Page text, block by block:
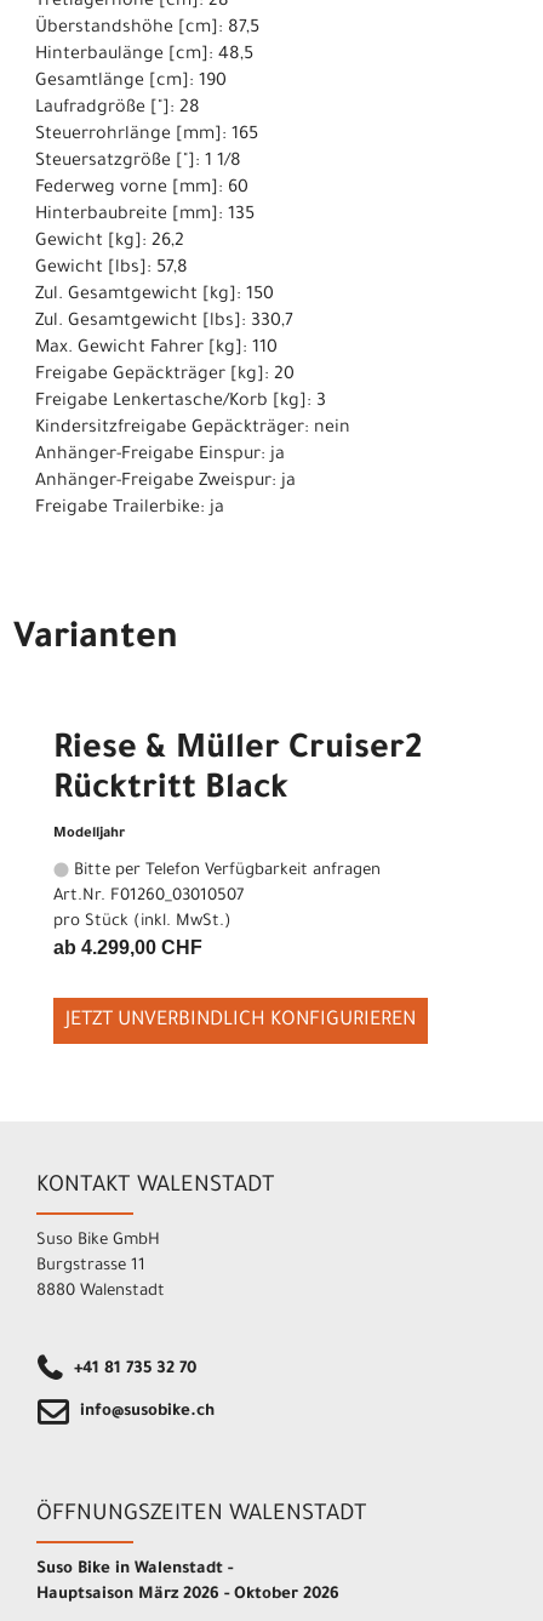
Überstandshöhe [cm]: 87,5
Hinterbaulänge [cm]: 48,5
Gesamtlänge [cm]: 190
Laufradgröße ["]: 28
Steuerrohrlänge [mm]: 165
Steuersatzgröße ["]: 1 1/8
Federweg vorne [mm]: 60
Hinterbaubreite [mm]: 135
Gewicht [kg]: 26,2
Gewicht [lbs]: 57,8
Zul. Gesamtgewicht [kg]: 150
Zul. Gesamtgewicht [lbs]: 330,7
Max. Gewicht Fahrer [kg]: 110
Freigabe Gepäckträger [kg]: 20
Freigabe Lenkertasche/Korb [kg]: 3
Kindersitzfreigabe Gepäckträger: nein
Anhänger-Freigabe Einspur: ja
Anhänger-Freigabe Zweispur: ja
Freigabe Trailerbike: ja
Varianten
Riese & Müller Cruiser2
Rücktritt Black
Modelljahr
Bitte per Telefon Verfügbarkeit anfragen
Art.Nr. F01260_03010507
pro Stück (inkl. MwSt.)
ab 4.299,00 CHF
JETZT UNVERBINDLICH KONFIGURIEREN
KONTAKT WALENSTADT
Suso Bike GmbH
Burgstrasse 11
8880 Walenstadt
+41 81 735 32 70
info@susobike.ch
ÖFFNUNGSZEITEN WALENSTADT
Suso Bike in Walenstadt -
Hauptsaison März 2026 - Oktober 2026